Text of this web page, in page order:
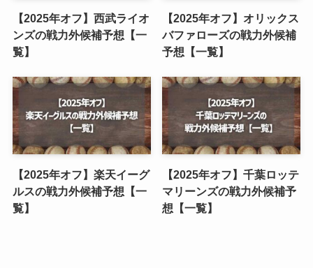
【2025年オフ】西武ライオ
ンズの戦力外候補予想【一
覧】
【2025年オフ】オリックス
バファローズの戦力外候補
予想【一覧】
【2025年オフ】楽天イーグ
ルスの戦力外候補予想【一
覧】
【2025年オフ】千葉ロッテ
マリーンズの戦力外候補予
想【一覧】